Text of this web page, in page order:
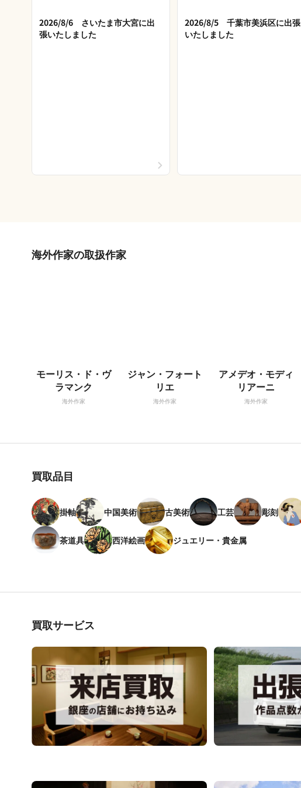
2026/8/6 さいたま市大宮に出
張いたしました
2026/8/5 千葉市美浜区に出張
いたしました
海外作家の取扱作家
モーリス・ド・ヴ
ラマンク
海外作家
ジャン・フォート
リエ
海外作家
アメデオ・モディ
リアーニ
海外作家
買取品目
掛軸 中国美術 古美術 工芸 彫刻
茶道具 西洋絵画 ジュエリー・貴金属
買取サービス